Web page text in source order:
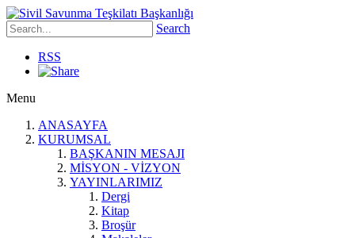
Search
RSS
Menu
ANASAYFA
KURUMSAL
BAŞKANIN MESAJI
MİSYON - VİZYON
YAYINLARIMIZ
Dergi
Kitap
Broşür